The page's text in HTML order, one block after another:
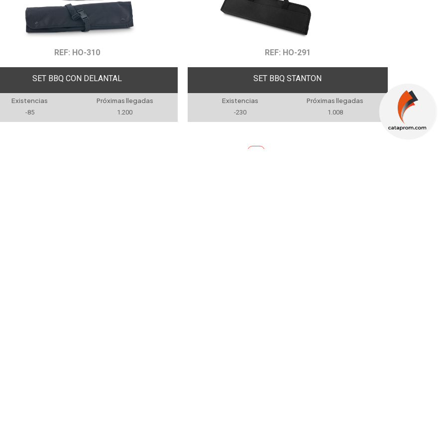
REF: HO-310
SET BBQ CON DELANTAL
Existencias
-85
Próximas llegadas
1.200
REF: HO-291
SET BBQ STANTON
Existencias
-230
Próximas llegadas
1.008